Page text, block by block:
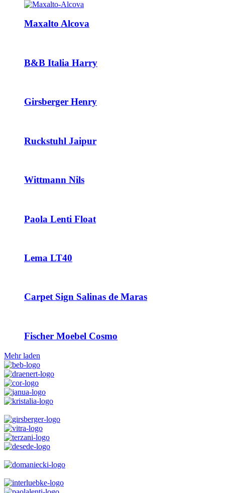
Maxalto Alcova
B&B Italia Harry
Girsberger Henry
Ruckstuhl Jaipur
Wittmann Nils
Paola Lenti Float
Lema LT40
Carpet Sign Salinas de Maras
Fischer Moebel Cosmo
Mehr laden